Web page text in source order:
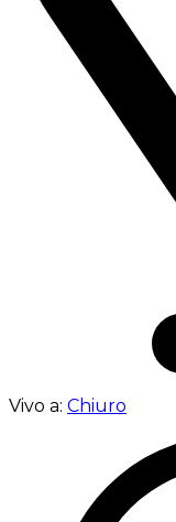
Vivo a: Chiuro